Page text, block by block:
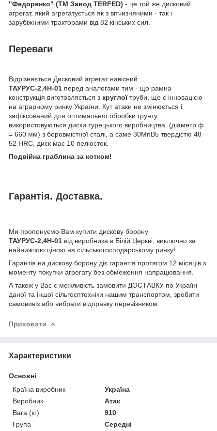
"Федоренко" (ТМ Завод TERFED) - це той же дисковий
агрегат, який агрегатується як з вітчизняними - так і
зарубіжними тракторами від 82 кінських сил.
Переваги
Відрізняється Дисковий агрегат навісний
ТАУРУС-2,4Н-01 перед аналогами тим - що рамна
конструкція виготовляється з круглоїтруби, що є інновацією
на аграрному ринку України. Кут атаки не змінюється і
зафіксований для оптимальної обробки грунту,
використовуються диски турецького виробництва (діаметр ф
= 660 мм) з боровмістної сталі, а саме 30MnB5 твердістю 48-
52 HRC, диск має 10 пелюсток.
Подвійна граблина за котком!
Гарантія. Доставка.
Ми пропонуємо Вам купити дискову борону
ТАУРУС-2,4Н-01 від виробника в Білій Церкві, виключно за
найнижчою ціною на сільськогосподарському ринку!
Гарантія на дискову борону діє гарантія протягом 12 місяців з
моменту покупки агрегату без обмеження напрацювання.
А також у Вас є можливість замовити ДОСТАВКУ по Україні
даної та іншої сільгосптехніки нашим транспортом, зробити
самовивіз або вибрати відправку перевізником.
Приховати
Характеристики
Основні
Країна виробник
Україна
Виробник
Атак
Вага (кг)
910
Група
Середні